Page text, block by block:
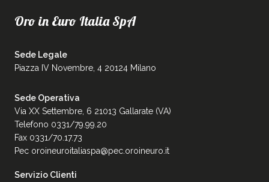
Oro in Euro Italia SpA
Sede Legale
Piazza IV Novembre, 4 20124 Milano
Sede Operativa
Via XX Settembre, 6 21013 Gallarate (VA)
Telefono 0331/79.99.20
Fax 0331/70.17.73
Pec oroineuroitaliaspa@pec.oroineuro.it
Servizio Clienti